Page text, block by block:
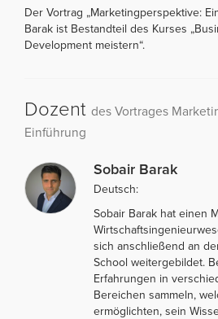
Der Vortrag „Marketingperspektive:
Barak ist Bestandteil des Kurses
Development meistern“.
Dozent des Vortrages
Einführung
Sobair Barak
Deutsch:
Sobair Barak hat einen
sich anschließend an
School weitergebildet.
Erfahrungen in
Bereichen sammeln,
ermöglichten, sein